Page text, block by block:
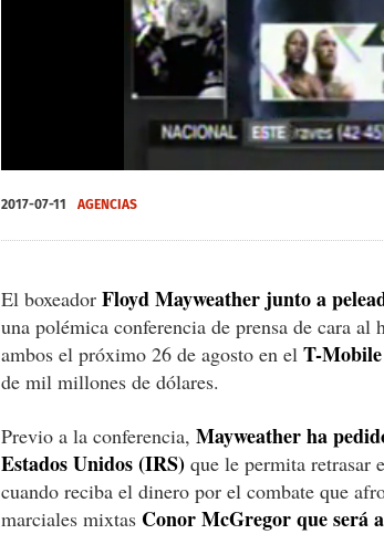
seconds
of
2017-07-11 AGENCIAS
El boxeador Floyd Mayweather junto a
una polémica conferencia de prensa de cara al
ambos el próximo 26 de agosto en el T-
de mil millones de dólares.
Previo a la conferencia, Mayweather ha
Estados Unidos (IRS) que le permita retrasar
cuando reciba el dinero por el combate que
marciales mixtas Conor McGregor que será